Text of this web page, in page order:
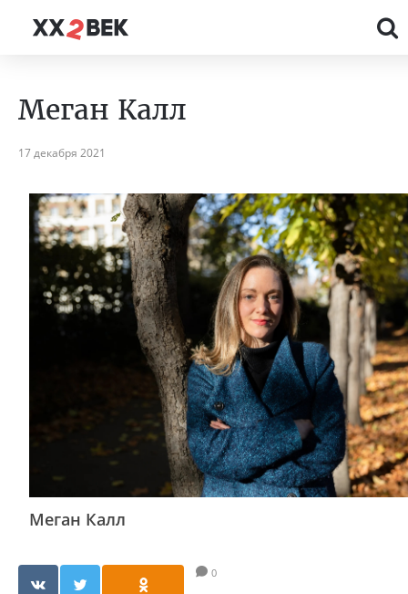
Меган Калл
17 декабря 2021
Меган Калл
0